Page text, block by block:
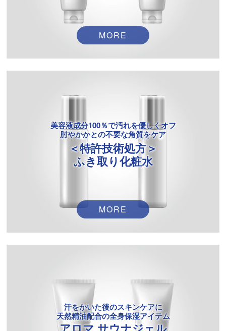
MORE
美容液成分100％で汚れを優しくオフ
肘やかかとの不要な角質をケア
＜特許技術処方＞
ふき取り化粧水
MORE
汗をかいた後のスキンケアに
天然精油配合の全身保湿アイテム